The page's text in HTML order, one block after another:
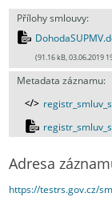
Přílohy smlouvy:
(91.16 kB, 03.06.2019
Metadata záznamu:
Adresa
https://testrs.gov.cz/